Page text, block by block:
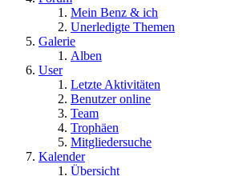
Mein Benz & ich
Unerledigte Themen
Galerie
Alben
User
Letzte Aktivitäten
Benutzer online
Team
Trophäen
Mitgliedersuche
Kalender
Übersicht